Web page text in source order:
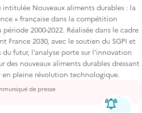
intitulée Nouveaux aliments durables : la
» française dans la compétition
2000-2022. Réalisée dans le cadre
France 2030, avec le soutien du SGPI et
futur, l’analyse porte sur l’innovation
des nouveaux aliments durables dressant
pleine révolution technologique.
de presse